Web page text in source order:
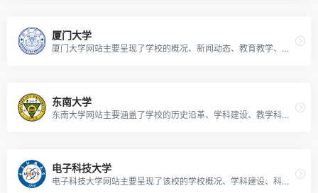
厦门大学
厦门大学网站主要呈现了学校的概况、新闻动态、教育教学、科研成果、招生就业等多方面的丰富信息。
东南大学
东南大学网站主要涵盖了学校的历史沿革、学科建设、教学科研、师资队伍、招生就业等方面的信息。
电子科技大学
电子科技大学网站主要呈现了该校的学校概况、学科建设、科研成果、招生就业、校园生活等多方面的信息。